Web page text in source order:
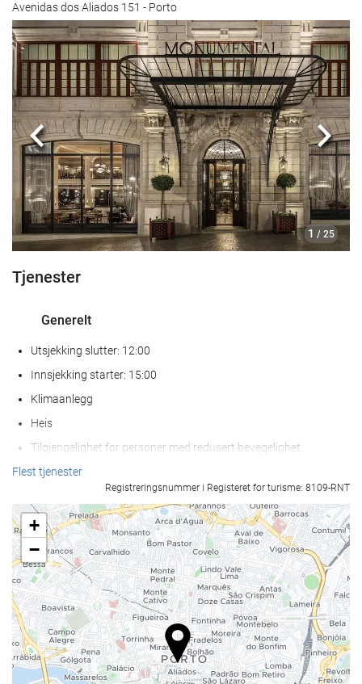
Avenidas dos Aliados 151 - Porto
1 / 25
Forrige
Tjenester
Generelt
Utsjekking slutter: 12:00
Innsjekking starter: 15:00
Klimaanlegg
Heis
Tilgjengelighet for personer med redusert bevegelighet
Rom for ikke-røykere
Røykfritt på hele overnattingsstedet
Lydisolerte rom
Kjæledyr ikke tillatt
Mat og Drikke
Restaurant
À la carte-restaurant
Bar
Flest tjenester
Registreringsnummer i Registeret for turisme: 8109-RNT
+
−